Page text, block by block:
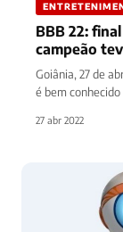
BBB 22:
campeão
Goiânia, 27 de
é bem
27 abr 2022